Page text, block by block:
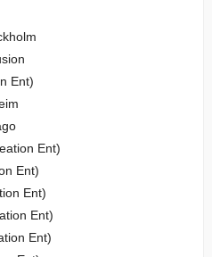
Ent)
Ent)
Ent)
Ent)
Ent)
Ent)